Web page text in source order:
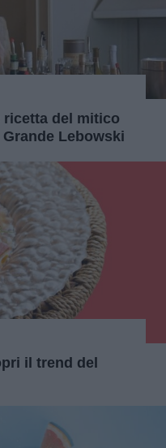
ricetta del mitico
Lebowski
il trend del